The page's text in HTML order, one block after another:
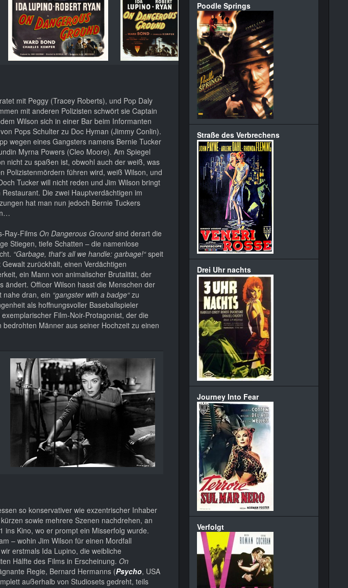
mit Peggy (Tracey Roberts), und Pop Daly
mit anderen Polizisten schwört sie Captain
Wilson sich in einer Bar beim Informanten
Pops Schulter zu Doc Hyman (Jimmy Conlin).
wegen eines Gangsters namens Bernie Tucker
Myrna Powers (Cleo Moore). Am Spiegel
nicht zu spaßen ist, obwohl auch der weiß, was
Polizistenmördern führen wird, weiß Wilson, und
Tucker will nicht reden und Jim Wilson bringt
Die zwei Hauptverdächtigen im
hat man nun jedoch Bernie Tuckers
Ray-FilmsOn Dangerous Groundsind derart die
Stiegen, tiefe Schatten – die namenlose
“Garbage, that's all we handle: garbage!“speit
zurückhält, einen Verdächtigen
ein Mann von animalischer Brutalität, der
ändert. Officer Wilson hasst die Menschen der
nahe dran, ein “gangster with a badge“zu
als hoffnungsvoller Baseballspieler
Film-Noir-Protagonist, der die
Männer aus seiner Hochzeit zu einen
so konservativer wie exzentrischer Inhaber
sowie mehrere Szenen nachdrehen, an
ins Kino, wo er prompt ein Misserfolg wurde.
– wohin Jim Wilson für einen Mordfall
erstmals Ida Lupino, die weibliche
Hälfte des Films in Erscheinung. On
Regie, Bernard Hermanns (Psycho, USA
außerhalb von Studiosets gedreht, teils
Poodle Springs
Straße des Verbrechens
Drei Uhr nachts
Journey Into Fear
Verfolgt